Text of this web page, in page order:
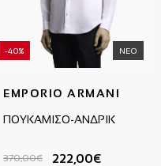
ΝΕΟ
-40%
EMPORIO ARMANI
ΠΟΥΚΑΜΙΣΟ-ΑΝΔΡΙΚ
370,00€ 222,00€